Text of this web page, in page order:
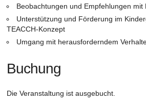
Beobachtungen und Empfehlungen mit
Unterstützung und Förderung im
TEACCH-Konzept
Umgang mit herausforderndem
Buchung
Die Veranstaltung ist ausgebucht.